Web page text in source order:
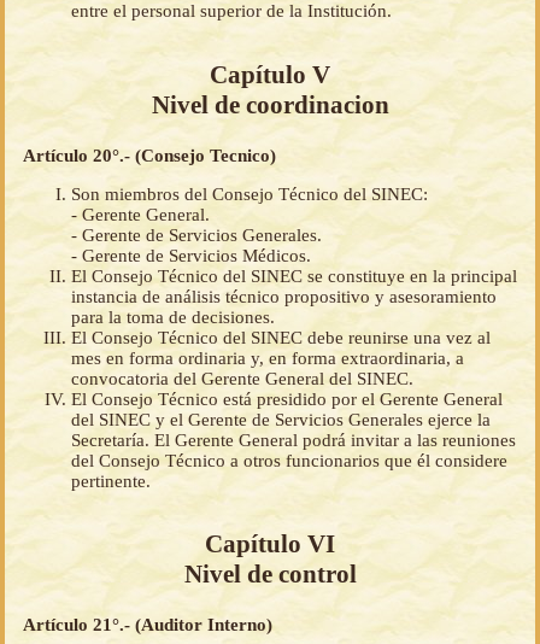
entre el personal superior de la Institución.
Capítulo V
Nivel de coordinacion
Artículo 20°.- (Consejo Tecnico)
Son miembros del Consejo Técnico del SINEC:
- Gerente General.
- Gerente de Servicios Generales.
- Gerente de Servicios Médicos.
El Consejo Técnico del SINEC se constituye en la principal
instancia de análisis técnico propositivo y asesoramiento
para la toma de decisiones.
El Consejo Técnico del SINEC debe reunirse una vez al
mes en forma ordinaria y, en forma extraordinaria, a
convocatoria del Gerente General del SINEC.
El Consejo Técnico está presidido por el Gerente General
del SINEC y el Gerente de Servicios Generales ejerce la
Secretaría. El Gerente General podrá invitar a las reuniones
del Consejo Técnico a otros funcionarios que él considere
pertinente.
Capítulo VI
Nivel de control
Artículo 21°.- (Auditor Interno)